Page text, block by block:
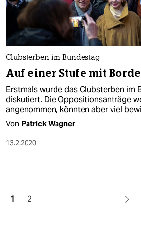
Clubsterben im Bundestag
Auf einer Stufe mit
Erstmals wurde das Clubsterben im
diskutiert. Die Oppositionsanträge
angenommen, könnten aber viel
Von Patrick Wagner
13.2.2020
1 2